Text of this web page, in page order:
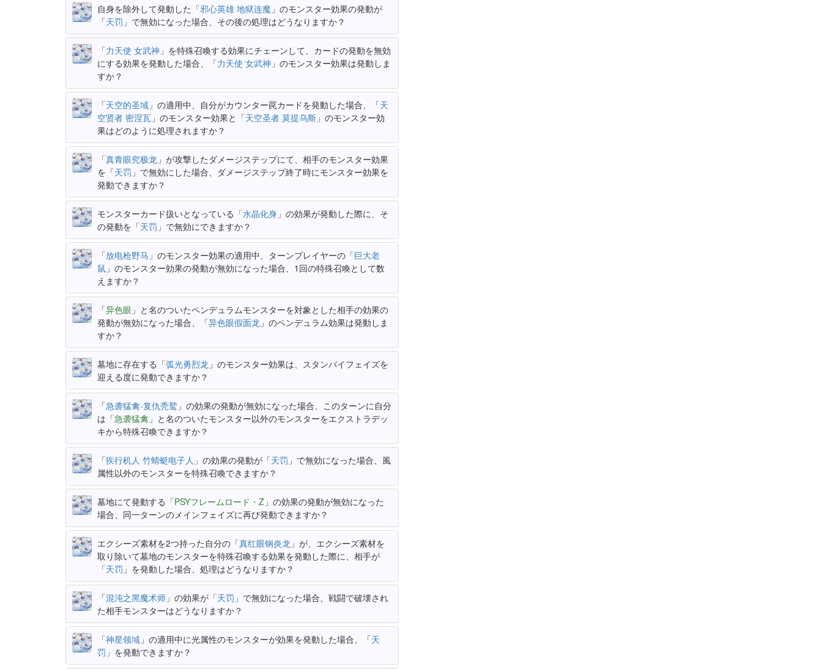
自身を除外して発動した「邪心英雄 地狱连魔 」のモンスター効果の発動が
「天罚 」で無効になった場合、その後の処理はどうなりますか？
「力天使 女武神 」を特殊召喚する効果にチェーンして、カードの発動を無効
にする効果を発動した場合、「力天使 女武神 」のモンスター効果は発動しま
すか？
「天空的圣域 」の適用中、自分がカウンター罠カードを発動した場合、「天
空贤者 密涅瓦 」のモンスター効果と「天空圣者 莫提乌斯 」のモンスター効
果はどのように処理されますか？
「真青眼究极龙 」が攻撃したダメージステップにて、相手のモンスター効果
を「天罚 」で無効にした場合、ダメージステップ終了時にモンスター効果を
発動できますか？
モンスターカード扱いとなっている「水晶化身 」の効果が発動した際に、そ
の発動を「天罚 」で無効にできますか？
「放电枪野马 」のモンスター効果の適用中、ターンプレイヤーの「巨大老
鼠 」のモンスター効果の発動が無効になった場合、1回の特殊召喚として数
えますか？
「异色眼 」と名のついたペンデュラムモンスターを対象とした相手の効果の
発動が無効になった場合、「异色眼假面龙 」のペンデュラム効果は発動しま
すか？
墓地に存在する「弧光勇烈龙 」のモンスター効果は、スタンバイフェイズを
迎える度に発動できますか？
「急袭猛禽-复仇秃鹫 」の効果の発動が無効になった場合、このターンに自分
は「急袭猛禽 」と名のついたモンスター以外のモンスターをエクストラデッ
キから特殊召喚できますか？
「疾行机人 竹蜻蜓电子人 」の効果の発動が「天罚 」で無効になった場合、風
属性以外のモンスターを特殊召喚できますか？
墓地にて発動する「PSYフレームロード・Z 」の効果の発動が無効になった
場合、同一ターンのメインフェイズに再び発動できますか？
エクシーズ素材を2つ持った自分の「真红眼钢炎龙 」が、エクシーズ素材を
取り除いて墓地のモンスターを特殊召喚する効果を発動した際に、相手が
「天罚 」を発動した場合、処理はどうなりますか？
「混沌之黑魔术师 」の効果が「天罚 」で無効になった場合、戦闘で破壊され
た相手モンスターはどうなりますか？
「神星领域 」の適用中に光属性のモンスターが効果を発動した場合、「天
罚 」を発動できますか？